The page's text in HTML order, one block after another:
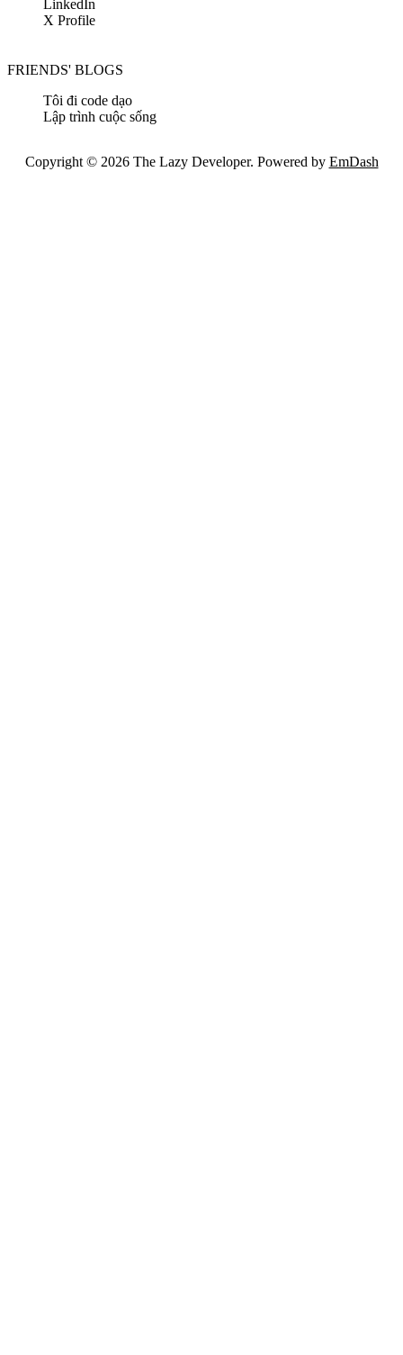
LinkedIn
X Profile
FRIENDS' BLOGS
Tôi đi code dạo
Lập trình cuộc sống
Copyright © 2026 The Lazy Developer. Powered by EmDash